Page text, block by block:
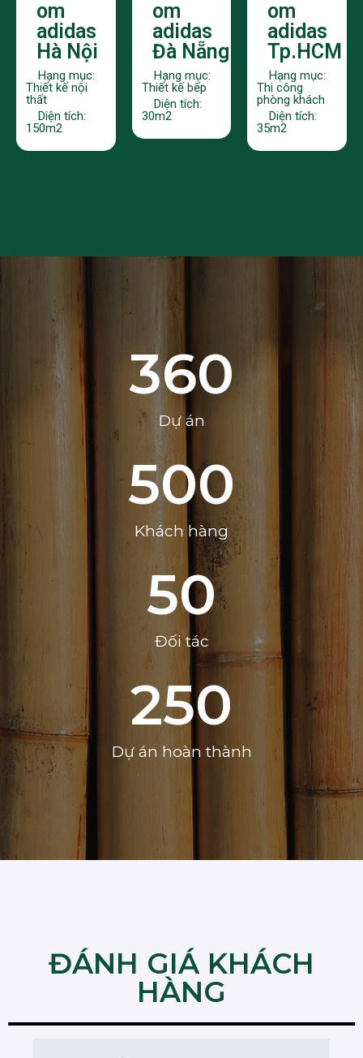
om
adidas
Hà Nội
Hạng mục:
Thiết kế nội
thất
Diện tích:
150m2
om
adidas
Đà Nẵng
Hạng mục:
Thiết kế bếp
Diện tích:
30m2
om
adidas
Tp.HCM
Hạng mục:
Thi công
phòng khách
Diện tích:
35m2
360
Dự án
500
Khách hàng
50
Đối tác
250
Dự án hoàn thành
ĐÁNH GIÁ KHÁCH
HÀNG